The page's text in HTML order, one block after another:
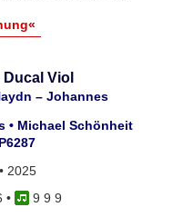
Viol
– Johannes
• Michael Schönheit
2025
•
9 9 9